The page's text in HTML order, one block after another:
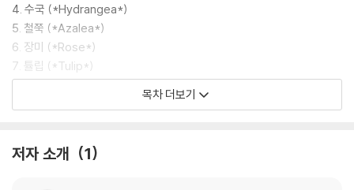
4. 수국 (*Hydrangea*)
5. 철쭉 (*Azalea*)
6. 장미 (*Rose*)
7. 튤립 (*Tulip*)
8. 벚꽃 (*Cherry Blossom*)
12. 연꽃 (*Lotus*)
목차 더보기
저자 소개 1